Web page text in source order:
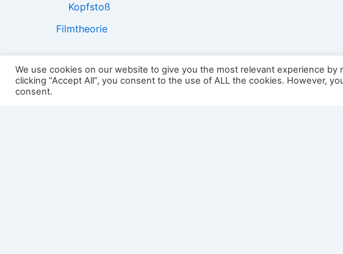
Kopfstoß
Filmtheorie
2501:
We use cookies on our website to give you the most relevant experience
clicking “Accept All”, you consent to the use of ALL the cookies. However,
consent.